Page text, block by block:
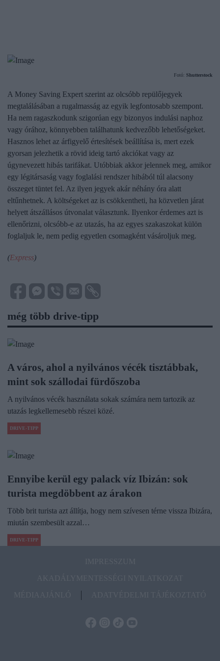
Fotó: Shutterstock
A Money Saving Expert szerint az olcsóbb repülőjegyek
megtalálásában a rugalmasság az egyik legfontosabb szempont.
Ha nem ragaszkodunk szigorúan egy bizonyos indulási naphoz
vagy órához, könnyebben találhatunk kedvezőbb lehetőségeket.
Hasznos lehet az árfigyelő értesítések beállítása is, mert ezek
gyorsan jelezhetik a rövid ideig tartó akciókat vagy az
úgynevezett hibás tarifákat. Utóbbiak akkor jelennek meg, amikor
egy légitársaság vagy foglalási rendszer hibából túl alacsony
összeget tüntet fel. Az ilyen jegyek akár néhány óra alatt
eltűnhetnek. A költségeket az is csökkentheti, ha közvetlen járat
helyett átszállásos útvonalat választunk. Ilyenkor érdemes azt is
ellenőrizni, olcsóbb-e az utazás, ha az egyes szakaszokat külön
foglaljuk le, nem pedig egyetlen csomagként vásároljuk meg.
(Express)
még több drive-tipp
A város, ahol a nyilvános vécék tisztábbak,
mint sok szállodai fürdőszoba
A nyilvános vécék használata sokak számára nem tartozik az
utazás legkellemesebb részei közé.
DRIVE-TIPP
Ennyibe kerül egy palack víz Ibizán: sok
turista megdöbbent az árakon
Több brit turista azt állítja, hogy nem szívesen térne vissza Ibizára,
miután szembesült azzal…
DRIVE-TIPP